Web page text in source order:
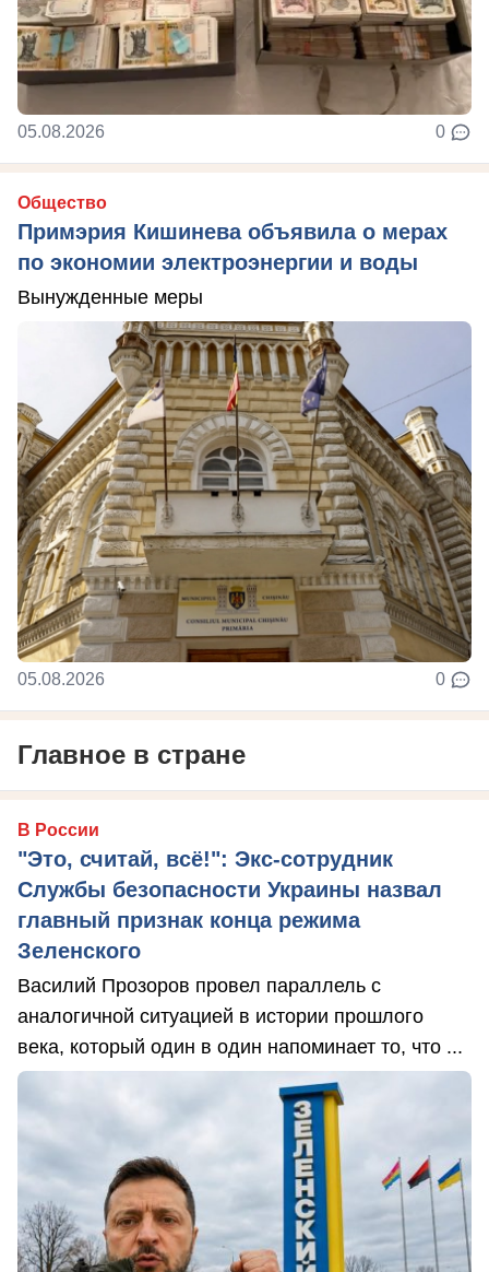
05.08.2026 0
Общество
Примэрия Кишинева объявила о мерах
по экономии электроэнергии и воды
Вынужденные меры
05.08.2026 0
Главное в стране
В России
"Это, считай, всё!": Экс-сотрудник
Службы безопасности Украины назвал
главный признак конца режима
Зеленского
Василий Прозоров провел параллель с
аналогичной ситуацией в истории прошлого
века, который один в один напоминает то, что ...